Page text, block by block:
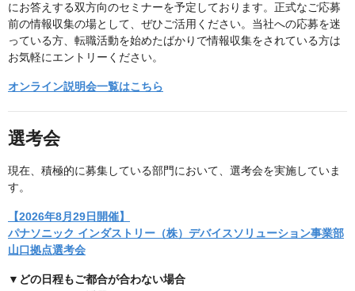
にお答えする双方向のセミナーを予定しております。正式なご応募
前の情報収集の場として、ぜひご活用ください。当社への応募を迷
っている方、転職活動を始めたばかりで情報収集をされている方は
お気軽にエントリーください。
オンライン説明会一覧はこちら
選考会
現在、積極的に募集している部門において、選考会を実施していま
す。
【2026年8月29日開催】
パナソニック インダストリー（株）デバイスソリューション事業部
山口拠点選考会
▼どの日程もご都合が合わない場合